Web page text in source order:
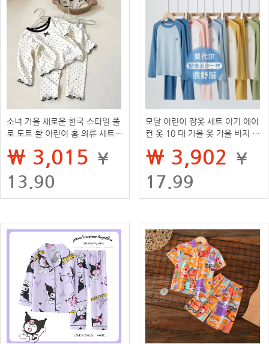
소녀 가을 새로운 한국 스타일 폴
로 도트 활 어린이 홈 의류 세트
세트
₩ 3,015 ¥
13.90
모달 어린이 잠옷 세트 아기 에어
컨 옷 10 대 가을 옷 가을 바지 소
₩ 3,902 ¥
17.99